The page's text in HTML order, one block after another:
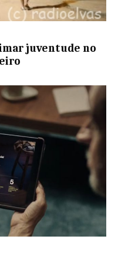
juventude no